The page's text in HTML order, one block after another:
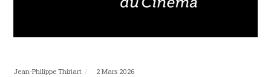
Jean-Philippe Thiriart
2 Mars 2026